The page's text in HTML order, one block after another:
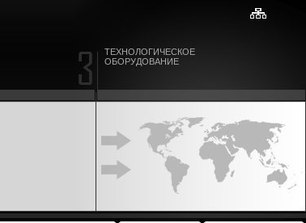
ТЕХНОЛОГИЧЕСКОЕ
ОБОРУДОВАНИЕ